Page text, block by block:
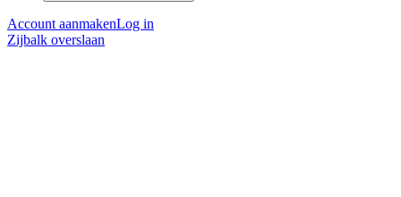
Account aanmakenLog in
Zijbalk overslaan